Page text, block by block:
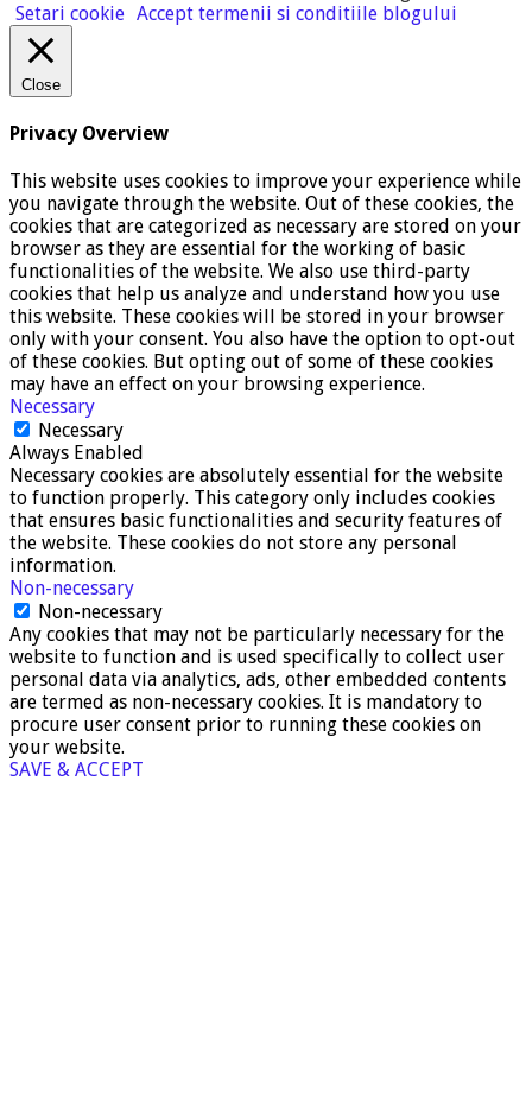
Setari cookie Accept termenii si conditiile blogului
Close
Privacy Overview
This website uses cookies to improve your experience while
you navigate through the website. Out of these cookies, the
cookies that are categorized as necessary are stored on your
browser as they are essential for the working of basic
functionalities of the website. We also use third-party
cookies that help us analyze and understand how you use
this website. These cookies will be stored in your browser
only with your consent. You also have the option to opt-out
of these cookies. But opting out of some of these cookies
may have an effect on your browsing experience.
Necessary
Necessary
Always Enabled
Necessary cookies are absolutely essential for the website
to function properly. This category only includes cookies
that ensures basic functionalities and security features of
the website. These cookies do not store any personal
information.
Non-necessary
Non-necessary
Any cookies that may not be particularly necessary for the
website to function and is used specifically to collect user
personal data via analytics, ads, other embedded contents
are termed as non-necessary cookies. It is mandatory to
procure user consent prior to running these cookies on
your website.
SAVE & ACCEPT